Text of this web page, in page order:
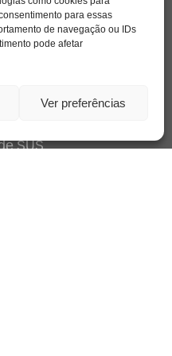
para essas
de navegação ou IDs
pode afetar
Ver preferências
família filme
liberdade livro
mulher
SUS